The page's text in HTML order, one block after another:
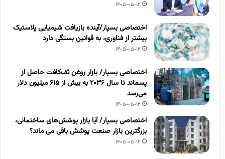
1405-05-12
اختصاصی بسپار/آینده بازیافت شیمیایی پلاستیک
بیشتر از فناوری، به قوانین بستگی دارد
1405-05-12
اختصاصی بسپار/ بازار روغن تَف‌کافت حاصل از
پسماند تا سال ۲۰۳۶ به بیش از ۶۱۵ میلیون دلار
می‌رسد
1405-05-12
اختصاصی بسپار/ آیا بازار پوشش‌های ساختمانی،
بزرگترین بازار صنعت پوشش باقی می ماند؟
1405-05-12